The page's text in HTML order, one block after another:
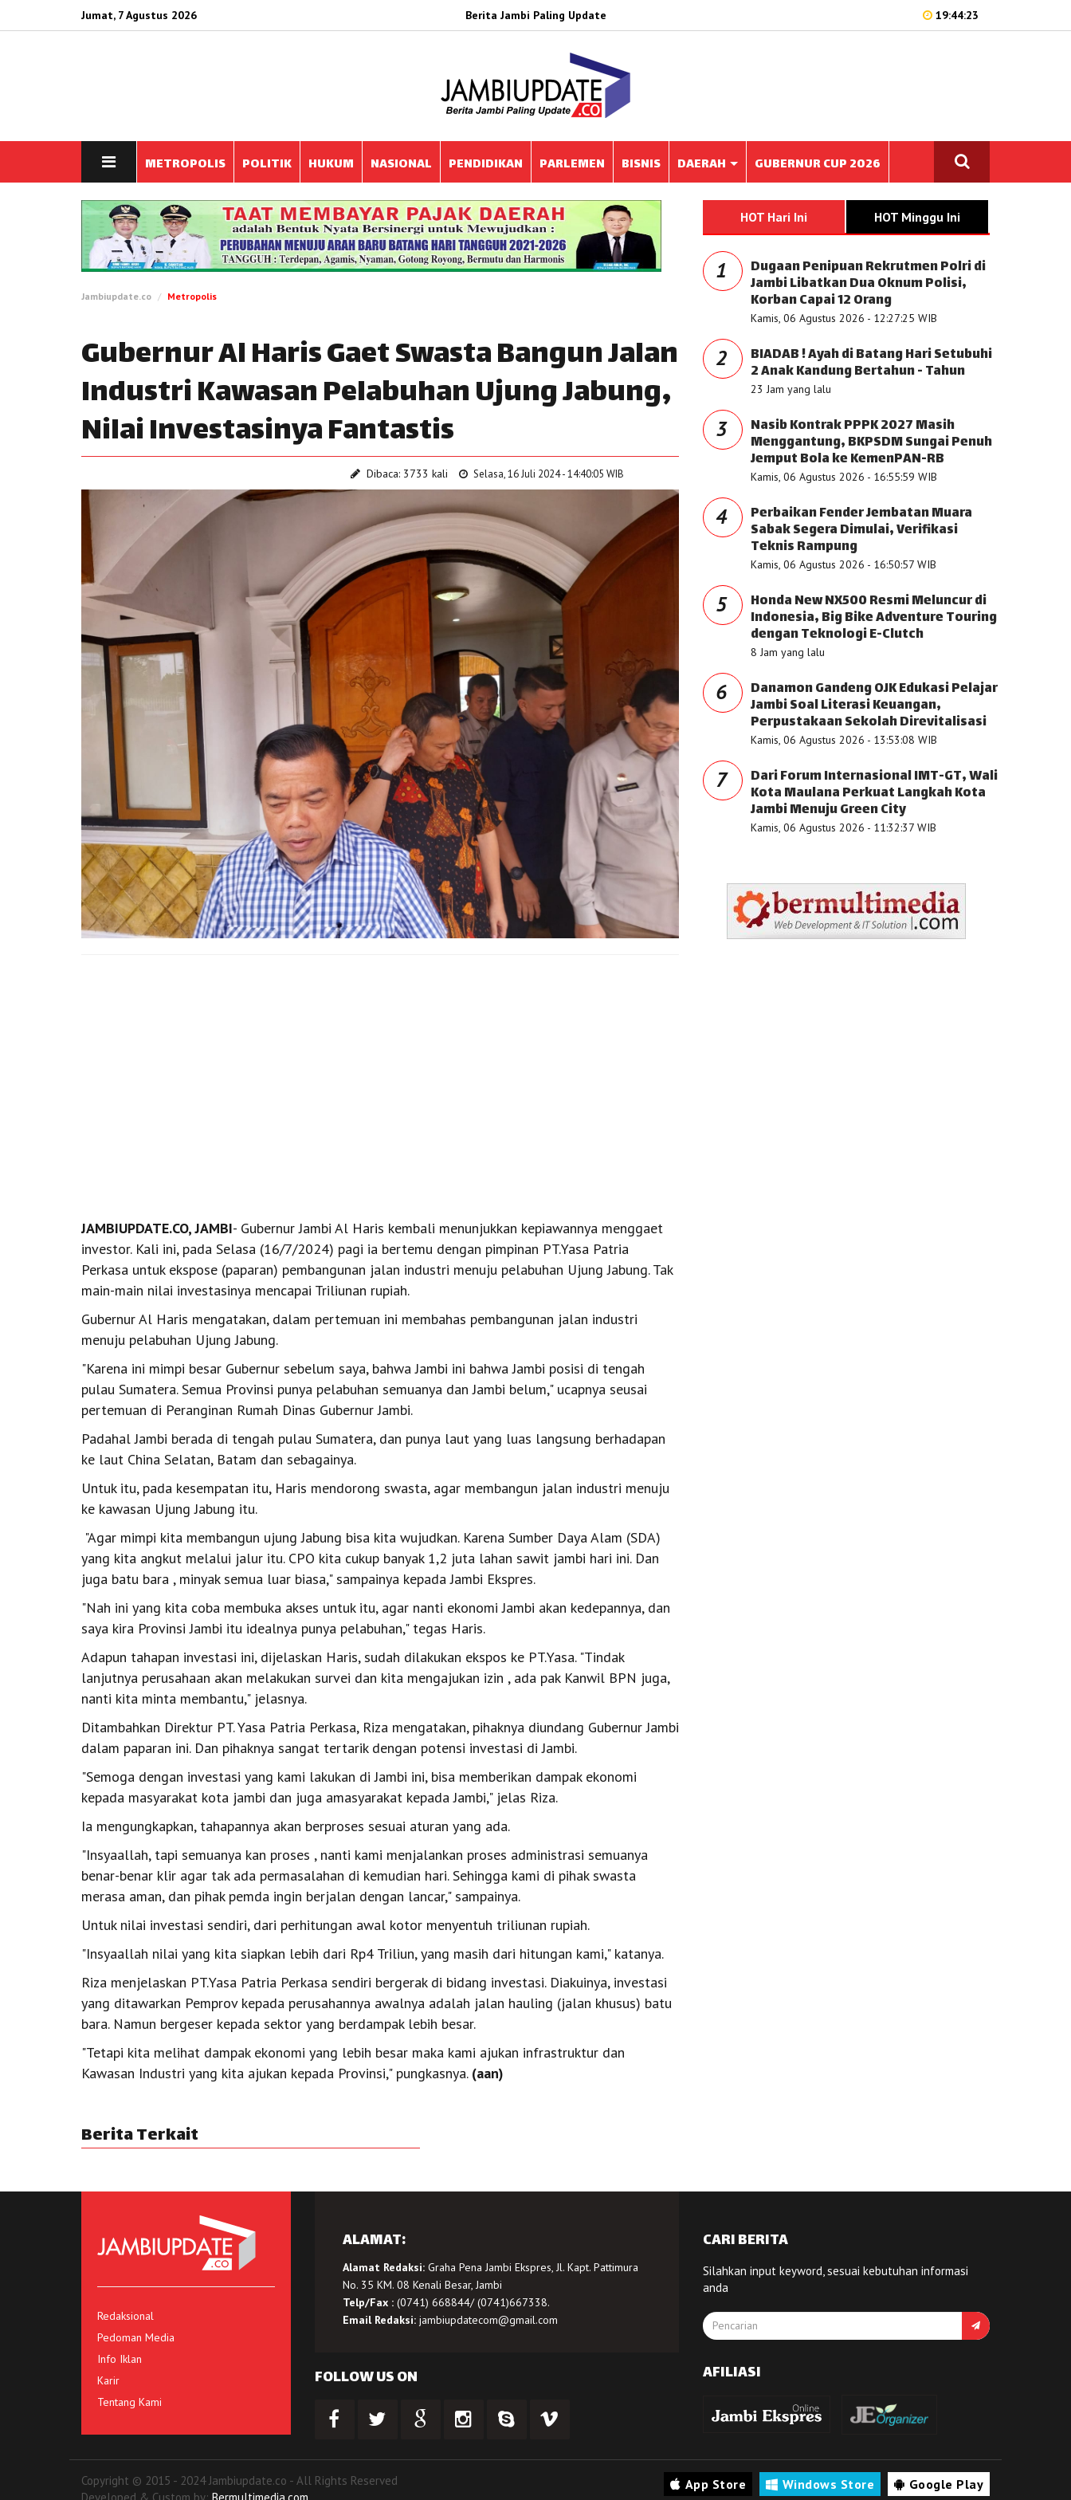
Jumat, 7 Agustus 2026 Berita Jambi Paling Update 19:44:23
METROPOLIS POLITIK HUKUM NASIONAL PENDIDIKAN PARLEMEN BISNIS DAERAH GUBERNUR CUP 2026
Jambiupdate.co Metropolis
Gubernur Al Haris Gaet Swasta Bangun Jalan
Industri Kawasan Pelabuhan Ujung Jabung,
Nilai Investasinya Fantastis
Dibaca: 3733 kali Selasa, 16 Juli 2024 - 14:40:05 WIB
JAMBIUPDATE.CO, JAMBI- Gubernur Jambi Al Haris kembali menunjukkan kepiawannya menggaet
investor. Kali ini, pada Selasa (16/7/2024) pagi ia bertemu dengan pimpinan PT.Yasa Patria
Perkasa untuk ekspose (paparan) pembangunan jalan industri menuju pelabuhan Ujung Jabung. Tak
main-main nilai investasinya mencapai Triliunan rupiah.
Gubernur Al Haris mengatakan, dalam pertemuan ini membahas pembangunan jalan industri
menuju pelabuhan Ujung Jabung.
"Karena ini mimpi besar Gubernur sebelum saya, bahwa Jambi ini bahwa Jambi posisi di tengah
pulau Sumatera. Semua Provinsi punya pelabuhan semuanya dan Jambi belum," ucapnya seusai
pertemuan di Peranginan Rumah Dinas Gubernur Jambi.
Padahal Jambi berada di tengah pulau Sumatera, dan punya laut yang luas langsung berhadapan
ke laut China Selatan, Batam dan sebagainya.
Untuk itu, pada kesempatan itu, Haris mendorong swasta, agar membangun jalan industri menuju
ke kawasan Ujung Jabung itu.
"Agar mimpi kita membangun ujung Jabung bisa kita wujudkan. Karena Sumber Daya Alam (SDA)
yang kita angkut melalui jalur itu. CPO kita cukup banyak 1,2 juta lahan sawit jambi hari ini. Dan
juga batu bara , minyak semua luar biasa," sampainya kepada Jambi Ekspres.
"Nah ini yang kita coba membuka akses untuk itu, agar nanti ekonomi Jambi akan kedepannya, dan
saya kira Provinsi Jambi itu idealnya punya pelabuhan," tegas Haris.
Adapun tahapan investasi ini, dijelaskan Haris, sudah dilakukan ekspos ke PT.Yasa. "Tindak
lanjutnya perusahaan akan melakukan survei dan kita mengajukan izin , ada pak Kanwil BPN juga,
nanti kita minta membantu," jelasnya.
Ditambahkan Direktur PT. Yasa Patria Perkasa, Riza mengatakan, pihaknya diundang Gubernur Jambi
dalam paparan ini. Dan pihaknya sangat tertarik dengan potensi investasi di Jambi.
"Semoga dengan investasi yang kami lakukan di Jambi ini, bisa memberikan dampak ekonomi
kepada masyarakat kota jambi dan juga amasyarakat kepada Jambi," jelas Riza.
Ia mengungkapkan, tahapannya akan berproses sesuai aturan yang ada.
"Insyaallah, tapi semuanya kan proses , nanti kami menjalankan proses administrasi semuanya
benar-benar klir agar tak ada permasalahan di kemudian hari. Sehingga kami di pihak swasta
merasa aman, dan pihak pemda ingin berjalan dengan lancar," sampainya.
Untuk nilai investasi sendiri, dari perhitungan awal kotor menyentuh triliunan rupiah.
"Insyaallah nilai yang kita siapkan lebih dari Rp4 Triliun, yang masih dari hitungan kami," katanya.
Riza menjelaskan PT.Yasa Patria Perkasa sendiri bergerak di bidang investasi. Diakuinya, investasi
yang ditawarkan Pemprov kepada perusahannya awalnya adalah jalan hauling (jalan khusus) batu
bara. Namun bergeser kepada sektor yang berdampak lebih besar.
"Tetapi kita melihat dampak ekonomi yang lebih besar maka kami ajukan infrastruktur dan
Kawasan Industri yang kita ajukan kepada Provinsi," pungkasnya. (aan)
Berita Terkait
HOT Hari Ini HOT Minggu Ini
1 Dugaan Penipuan Rekrutmen Polri di
Jambi Libatkan Dua Oknum Polisi,
Korban Capai 12 Orang
Kamis, 06 Agustus 2026 - 12:27:25 WIB
2 BIADAB ! Ayah di Batang Hari Setubuhi
2 Anak Kandung Bertahun - Tahun
23 Jam yang lalu
3 Nasib Kontrak PPPK 2027 Masih
Menggantung, BKPSDM Sungai Penuh
Jemput Bola ke KemenPAN-RB
Kamis, 06 Agustus 2026 - 16:55:59 WIB
4 Perbaikan Fender Jembatan Muara
Sabak Segera Dimulai, Verifikasi
Teknis Rampung
Kamis, 06 Agustus 2026 - 16:50:57 WIB
5 Honda New NX500 Resmi Meluncur di
Indonesia, Big Bike Adventure Touring
dengan Teknologi E-Clutch
8 Jam yang lalu
6 Danamon Gandeng OJK Edukasi Pelajar
Jambi Soal Literasi Keuangan,
Perpustakaan Sekolah Direvitalisasi
Kamis, 06 Agustus 2026 - 13:53:08 WIB
7 Dari Forum Internasional IMT-GT, Wali
Kota Maulana Perkuat Langkah Kota
Jambi Menuju Green City
Kamis, 06 Agustus 2026 - 11:32:37 WIB
Redaksional
Pedoman Media
Info Iklan
Karir
Tentang Kami
ALAMAT:
Alamat Redaksi:Graha Pena Jambi Ekspres, Jl. Kapt. Pattimura
No. 35 KM. 08 Kenali Besar, Jambi
Telp/Fax :(0741) 668844/ (0741)667338.
Email Redaksi: jambiupdatecom@gmail.com
FOLLOW US ON
CARI BERITA
Silahkan input keyword, sesuai kebutuhan informasi
anda
AFILIASI
Copyright © 2015 - 2024 Jambiupdate.co - All Rights Reserved
Developed & Custom by: Bermultimedia.com
App Store Windows Store Google Play